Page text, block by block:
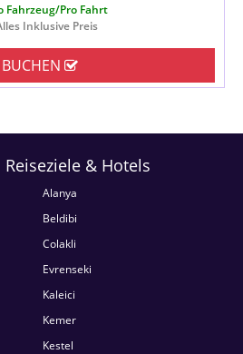
Fahrzeug/Pro Fahrt
Inklusive Preis
BUCHEN
& Hotels
Alanya
Beldibi
Colakli
Evrenseki
Kaleici
Kemer
Kestel